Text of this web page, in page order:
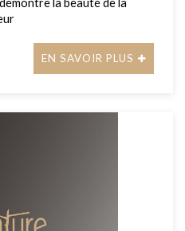
la beauté de la
EN SAVOIR PLUS